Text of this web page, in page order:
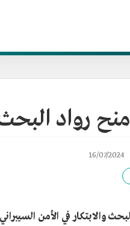
رواد البحث
16/07/2024
والابتكار في الأمن